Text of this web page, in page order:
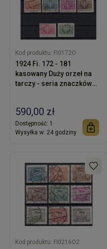
Kod produktu: FI0172O
1924 Fi. 172 - 181
kasowany Duży orzeł na
tarczy - seria znaczków
590,00 zł
Dostępność: 1
Wysyłka w: 24 godziny
Kod produktu: FI0216O2